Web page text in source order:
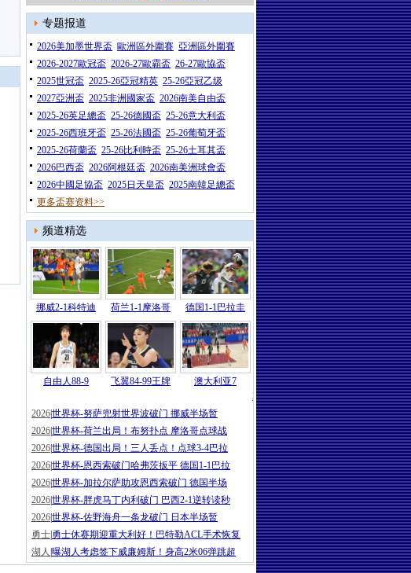
专题报道
2026美加墨世界盃 歐洲區外圍賽 亞洲區外圍賽
2026-2027歐冠盃 2026-27歐霸盃 26-27歐協盃
2025世冠盃 2025-26亞冠精英 25-26亞冠乙级
2027亞洲盃 2025非洲國家盃 2026南美自由盃
2025-26英足總盃 25-26德國盃 25-26意大利盃
2025-26西班牙盃 25-26法國盃 25-26葡萄牙盃
2025-26荷蘭盃 25-26比利時盃 25-26土耳其盃
2026巴西盃 2026阿根廷盃 2026南美洲球會盃
2026中國足協盃 2025日天皇盃 2025南韓足總盃
更多盃赛资料>>
频道精选
挪威2-1科特迪 荷兰1-1摩洛哥 德国1-1巴拉圭
自由人88-9 飞翼84-99王牌
澳大利亚7
2026 |世界杯-哈兰德86分绝杀努萨世界
2026世界杯-努萨兜射世界波破门 挪威半场暂
2026世界杯-荷兰出局！布努扑点 摩洛哥点球战
2026世界杯-德国出局！三人丢点！点球3-4巴拉
2026世界杯-恩西索破门哈弗茨扳平 德国1-1巴拉
2026世界杯-加拉尔萨助攻恩西索破门 德国半场
2026世界杯-胖虎马丁内利破门 巴西2-1逆转读秒
2026世界杯-佐野海舟一条龙破门 日本半场暂
勇士 勇士休赛期迎重大利好！巴特勒ACL手术恢复
湖人 曝湖人考虑签下威廉姆斯！身高2米06弹跳超